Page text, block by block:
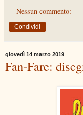
Nessun commento:
Condividi
giovedì 14 marzo 2019
Fan-Fare: